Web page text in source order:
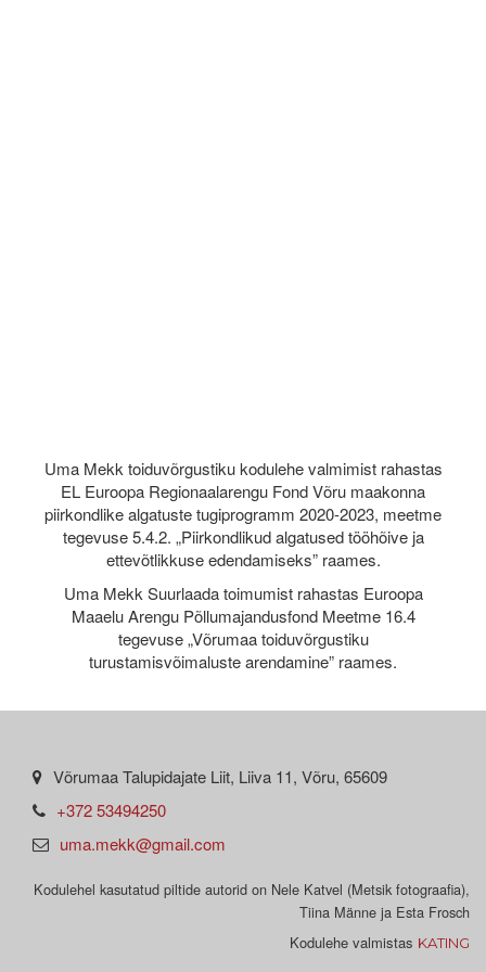
Uma Mekk toiduvõrgustiku kodulehe valmimist rahastas
EL Euroopa Regionaalarengu Fond Võru maakonna
piirkondlike algatuste tugiprogramm 2020-2023, meetme
tegevuse 5.4.2. „Piirkondlikud algatused tööhõive ja
ettevõtlikkuse edendamiseks” raames.
Uma Mekk Suurlaada toimumist rahastas Euroopa
Maaelu Arengu Põllumajandusfond Meetme 16.4
tegevuse „Võrumaa toiduvõrgustiku
turustamisvõimaluste arendamine” raames.
Võrumaa Talupidajate Liit, Liiva 11, Võru, 65609
+372 53494250
uma.mekk@gmail.com
Kodulehel kasutatud piltide autorid on Nele Katvel (Metsik fotograafia),
Tiina Männe ja Esta Frosch
Kodulehe valmistas KATING